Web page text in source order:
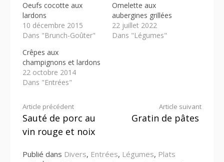
Oeufs cocotte aux
lardons
10 décembre 2015
Dans "Brunch-Goûter"
Omelette aux
aubergines grillées
22 juillet 2022
Dans "Légumes"
Crêpes aux
champignons et lardons
22 octobre 2014
Dans "Entrées"
Lire
la
Article précédent
Sauté de porc au
vin rouge et noix
Article suivant
Gratin de pâtes
Publié dans Divers, Entrées, Légumes, Plats